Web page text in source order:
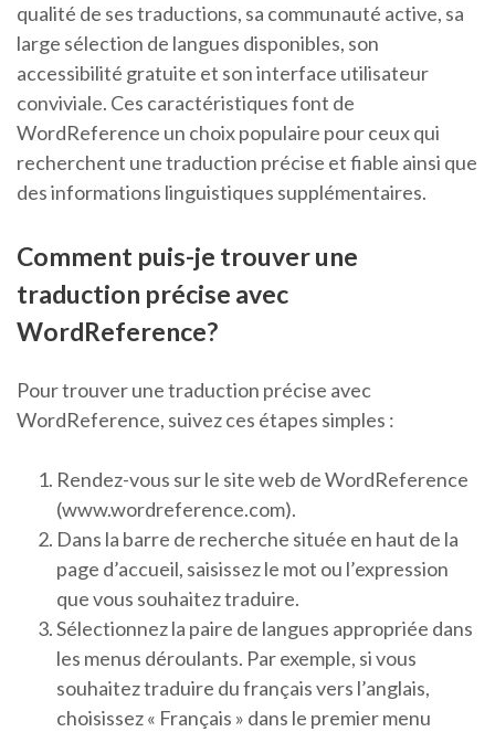
qualité de ses traductions, sa communauté active, sa
large sélection de langues disponibles, son
accessibilité gratuite et son interface utilisateur
conviviale. Ces caractéristiques font de
WordReference un choix populaire pour ceux qui
recherchent une traduction précise et fiable ainsi que
des informations linguistiques supplémentaires.
Comment puis-je trouver une
traduction précise avec
WordReference?
Pour trouver une traduction précise avec
WordReference, suivez ces étapes simples :
Rendez-vous sur le site web de WordReference
(www.wordreference.com).
Dans la barre de recherche située en haut de la
page d’accueil, saisissez le mot ou l’expression
que vous souhaitez traduire.
Sélectionnez la paire de langues appropriée dans
les menus déroulants. Par exemple, si vous
souhaitez traduire du français vers l’anglais,
choisissez « Français » dans le premier menu